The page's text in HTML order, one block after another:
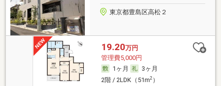
東京都豊島区高松２
19.20万円
管理費5,000円
1ヶ月
3ヶ月
2階 / 2LDK（51m2）